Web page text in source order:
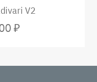
V2
₽